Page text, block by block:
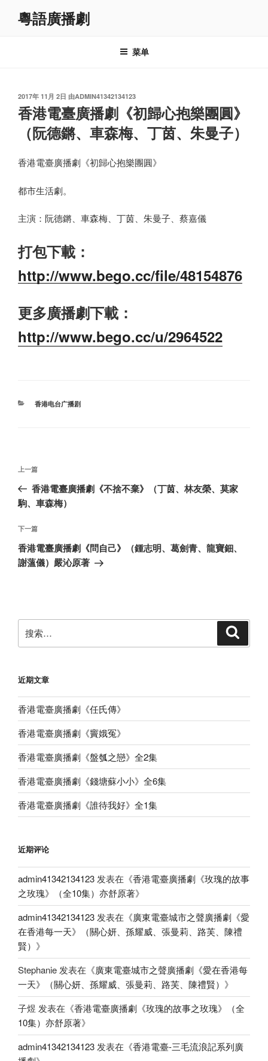
粵語廣播劇
菜单
发
布
于
2017年 11月 2日 由ADMIN41342134123
香港電臺廣播劇《初歸心抱樂團圓》
（阮德鏘、車森梅、丁茵、朱曼子）
香港電臺廣播劇《初歸心抱樂團圓》
都市生活劇。
主演：阮德鏘、車森梅、丁茵、朱曼子、蔡嘉儀
打包下載：
http://www.bego.cc/file/48154876
更多廣播劇下載：
http://www.bego.cc/u/2964522
分
香港电台广播剧
文
导
航
上
一
篇
章
上一篇
香港電臺廣播劇《不捨不棄》（丁茵、林友榮、莫家
駒、車森梅）
下
一
篇
下一篇
香港電臺廣播劇《問自己》（鍾志明、葛劍青、龍寶鈿、
謝薀儀）嚴沁原著
索：
近期文章
香港電臺廣播劇《任氏傳》
香港電臺廣播劇《竇娥冤》
香港電臺廣播劇《盤瓠之戀》全2集
香港電臺廣播劇《錢塘蘇小小》全6集
香港電臺廣播劇《誰待我好》全1集
近期评论
admin41342134123发表在《香港電臺廣播劇《玫瑰的故事
之玫瑰》（全10集）亦舒原著》
admin41342134123发表在《廣東電臺城市之聲廣播劇《愛
在香港每一天》（關心妍、孫耀威、張曼莉、路芙、陳禮
賢） 》
Stephanie发表在《廣東電臺城市之聲廣播劇《愛在香港每
一天》（關心妍、孫耀威、張曼莉、路芙、陳禮賢） 》
子煜 发表在《香港電臺廣播劇《玫瑰的故事之玫瑰》（全
10集）亦舒原著》
admin41342134123发表在《香港電臺-三毛流浪記系列廣